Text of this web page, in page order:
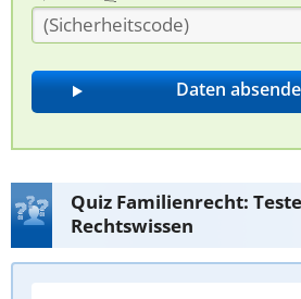
Quiz Familienrecht:
Rechtswissen